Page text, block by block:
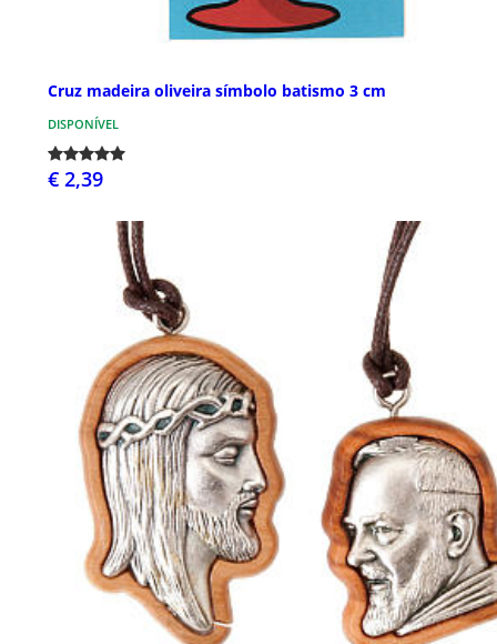
Cruz madeira oliveira símbolo batismo 3 cm
DISPONÍVEL
€ 2,39